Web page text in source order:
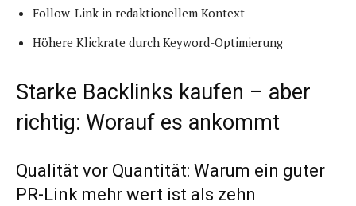
Follow-Link in redaktionellem Kontext
Höhere Klickrate durch Keyword-Optimierung
Starke Backlinks kaufen – aber
richtig: Worauf es ankommt
Qualität vor Quantität: Warum ein guter
PR-Link mehr wert ist als zehn